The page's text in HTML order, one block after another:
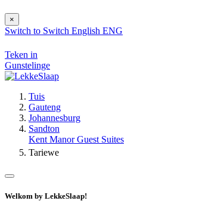
×
Switch to Switch English ENG
Teken in
Gunstelinge
Tuis
Gauteng
Johannesburg
Sandton
Kent Manor Guest Suites
Tariewe
Welkom by LekkeSlaap!